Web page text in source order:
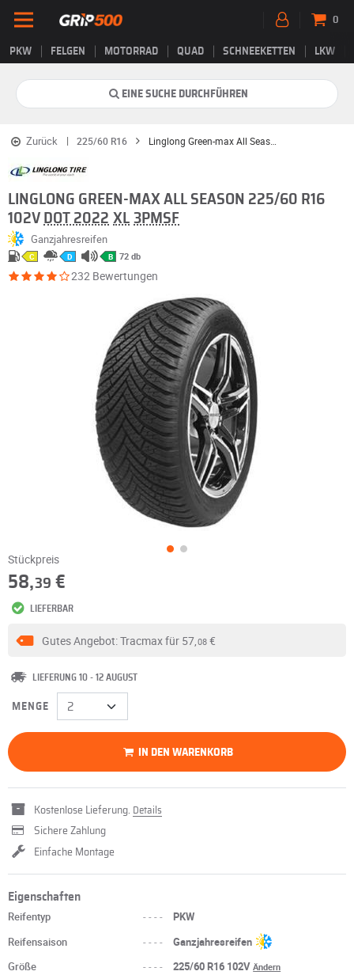
PKW FELGEN MOTORRAD QUAD SCHNEEKETTEN LKW
0
EINE SUCHE DURCHFÜHREN
Zurück 225/60 R16 Linglong Green-max All Season
LINGLONG GREEN-MAX ALL SEASON 225/60 R16
102V DOT 2022 XL 3PMSF
Ganzjahresreifen
C D B 72 db
232 Bewertungen
Stückpreis
58,39 €
LIEFERBAR
Gutes Angebot: Tracmax für 57,08€
LIEFERUNG 10 - 12 AUGUST
MENGE
IN DEN WARENKORB
Kostenlose Lieferung. Details
Sichere Zahlung
Einfache Montage
Eigenschaften
Reifentyp ----
PKW
Reifensaison
----
Ganzjahresreifen
Größe
---- 225/60 R16 102VÄndern